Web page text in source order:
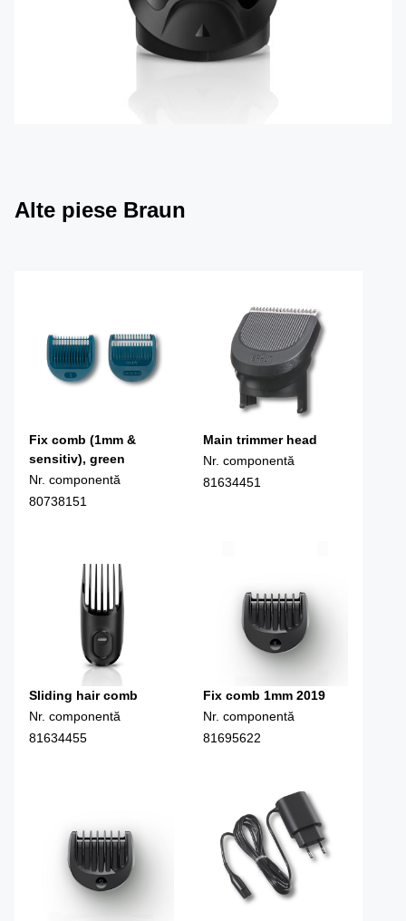
Alte piese Braun
Fix comb (1mm &
sensitiv), green
Nr. componentă
80738151
Main trimmer head
Nr. componentă
81634451
Sliding hair comb
Nr. componentă
81634455
Fix comb 1mm 2019
Nr. componentă
81695622